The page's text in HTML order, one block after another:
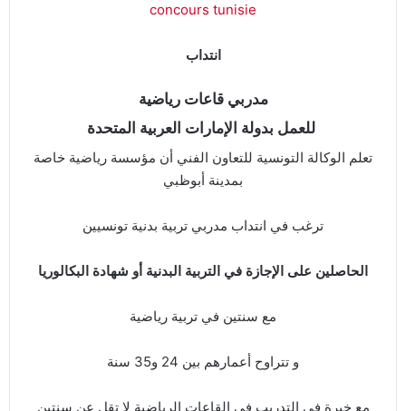
concours tunisie
انتداب
مدربي قاعات رياضية
تعلم الوكالة التونسية للتعاون الفني أن مؤسسة رياضية خاصة
بمدينة أبوظبي
ترغب في انتداب مدربي تربية بدنية تونسيين
الحاصلين على الإجازة في التربية البدنية أو شهادة البكالوريا
مع سنتين في تربية رياضية
و تتراوح أعمارهم بين 24 و35 سنة
مع خبرة في التدريب في القاعات الرياضية لا تقل عن سنتين